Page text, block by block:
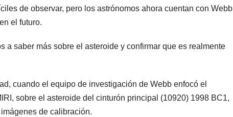
de observar, pero los astrónomos ahora cuentan con Webb
el futuro.
a saber más sobre el asteroide y confirmar que es realmente
cuando el equipo de investigación de Webb enfocó el
sobre el asteroide del cinturón principal (10920) 1998 BC1,
de calibración.